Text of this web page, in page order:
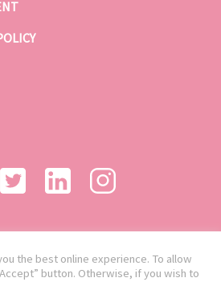
the best online experience. To allow
button. Otherwise, if you wish to